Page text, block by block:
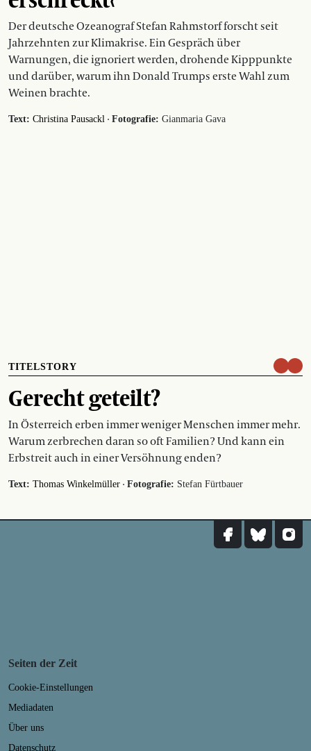
Der deutsche Ozeanograf Stefan Rahmstorf forscht seit
Jahrzehnten zur Klimakrise. Ein Gespräch über
Warnungen, die ignoriert werden, drohende Kipppunkte
und darüber, warum ihn Donald Trumps erste Wahl zum
Weinen brachte.
Text: Christina Pausackl · Fotografie: Gianmaria Gava
TITELSTORY
Gerecht geteilt?
In Österreich erben immer weniger Menschen immer mehr.
Warum zerbrechen daran so oft Familien? Und kann ein
Erbstreit auch in einer Versöhnung enden?
Text: Thomas Winkelmüller · Fotografie: Stefan Fürtbauer
Seiten der Zeit
Cookie-Einstellungen
Mediadaten
Über uns
Datenschutz